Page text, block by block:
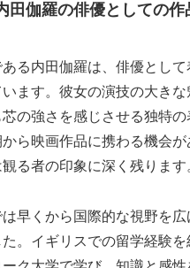
田伽羅の俳優としての作
る内田伽羅は、俳優とし
ます。彼女の演技の大き
芯の強さを感じさせる独特の
ら映画作品に携わる機会
る者の印象に深く残ります
早くから国際的な視野を
。イギリスでの留学経験